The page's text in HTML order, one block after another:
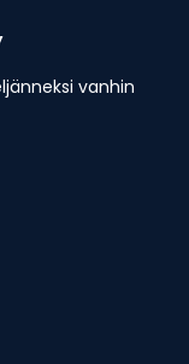
vanhin